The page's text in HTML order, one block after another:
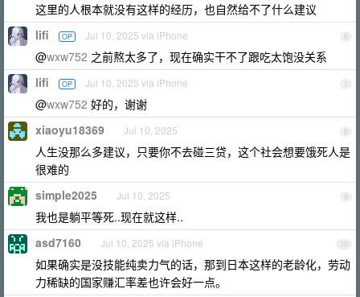
这里的人根本就没有这样的经历，也自然给不了什么建议
6
lifi OP Jul 10, 2025 via iPhone
@wxw752 之前熬太多了，现在确实干不了跟吃太饱没关系
7
lifi OP Jul 10, 2025 via iPhone
@wxw752 好的，谢谢
8
xiaoyu18369 Jul 10, 2025
人生没那么多建议，只要你不去碰三贷，这个社会想要饿死人是
很难的
9
simple2025 Jul 10, 2025
我也是躺平等死..现在就这样..
10
asd7160 Jul 10, 2025 via iPhone
如果确实是没技能纯卖力气的话，那到日本这样的老龄化，劳动
力稀缺的国家赚汇率差也许会好一点。